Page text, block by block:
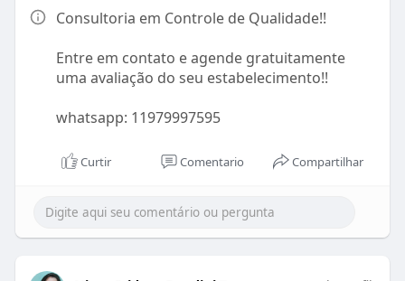
Consultoria em Controle de Qualidade!!
Entre em contato e agende gratuitamente
uma avaliação do seu estabelecimento!!
whatsapp: 11979997595
Curtir Comentario Compartilhar